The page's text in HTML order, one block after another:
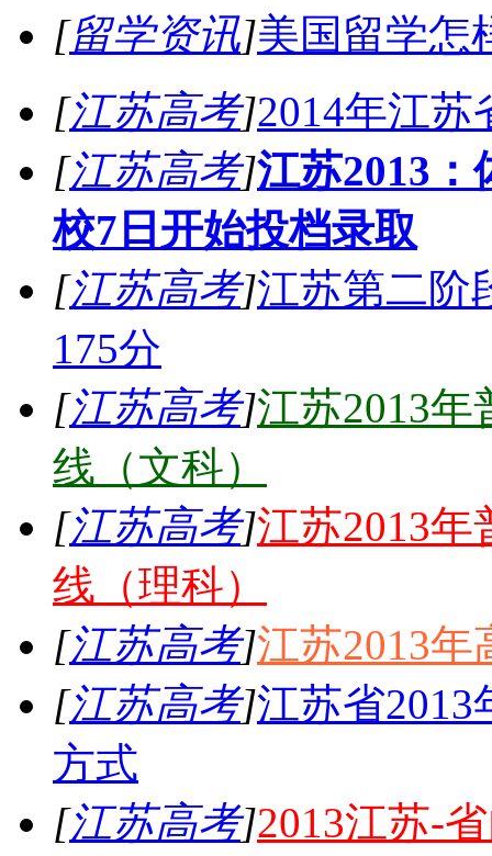
[留学资讯]美国留学怎
[江苏高考]2014年江
[江苏高考]江苏2013
校7日开始投档录取
[江苏高考]江苏第二阶
175分
[江苏高考]江苏2013
线（文科）
[江苏高考]江苏2013
线（理科）
[江苏高考]江苏2013
[江苏高考]江苏省
方式
[江苏高考]2013江苏-